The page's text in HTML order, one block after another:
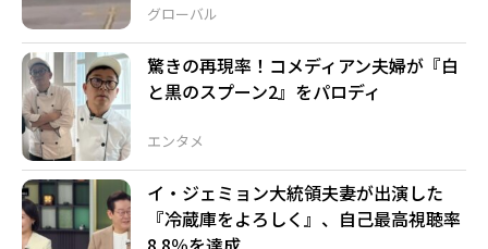
グローバル
エンタメ
驚きの再現率！コメディアン夫婦が『白
と黒のスプーン2』をパロディ
イ・ジェミョン大統領夫妻が出演した
『冷蔵庫をよろしく』、自己最高視聴率